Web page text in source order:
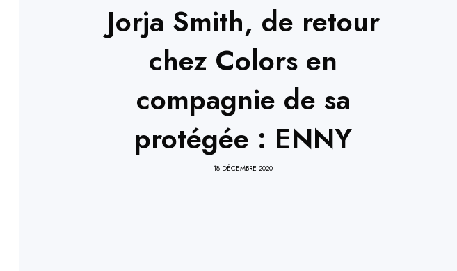
Jorja Smith, de retour
chez Colors en
compagnie de sa
protégée : ENNY
18 DÉCEMBRE 2020